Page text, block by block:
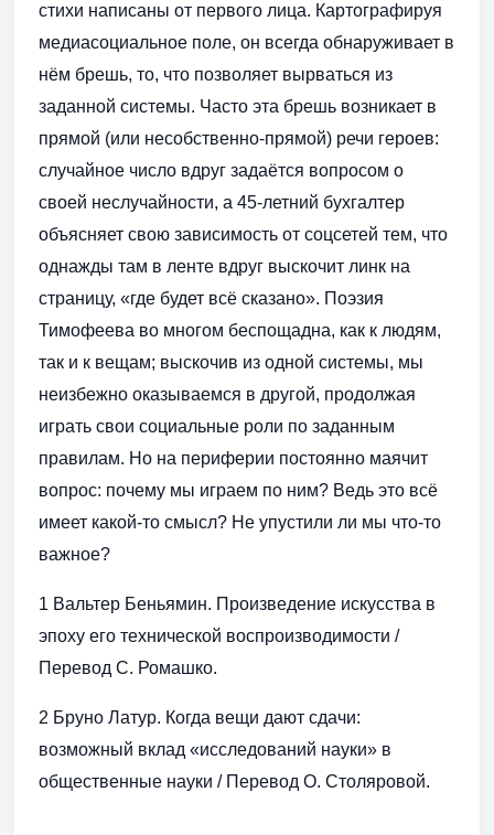
стихи написаны от первого лица. Картографируя
медиасоциальное поле, он всегда обнаруживает в
нём брешь, то, что позволяет вырваться из
заданной системы. Часто эта брешь возникает в
прямой (или несобственно-прямой) речи героев:
случайное число вдруг задаётся вопросом о
своей неслучайности, а 45-летний бухгалтер
объясняет свою зависимость от соцсетей тем, что
однажды там в ленте вдруг выскочит линк на
страницу, «где будет всё сказано». Поэзия
Тимофеева во многом беспощадна, как к людям,
так и к вещам; выскочив из одной системы, мы
неизбежно оказываемся в другой, продолжая
играть свои социальные роли по заданным
правилам. Но на периферии постоянно маячит
вопрос: почему мы играем по ним? Ведь это всё
имеет какой-то смысл? Не упустили ли мы что-то
важное?
1 Вальтер Беньямин. Произведение искусства в
эпоху его технической воспроизводимости /
Перевод С. Ромашко.
2 Бруно Латур. Когда вещи дают сдачи:
возможный вклад «исследований науки» в
общественные науки / Перевод О. Столяровой.